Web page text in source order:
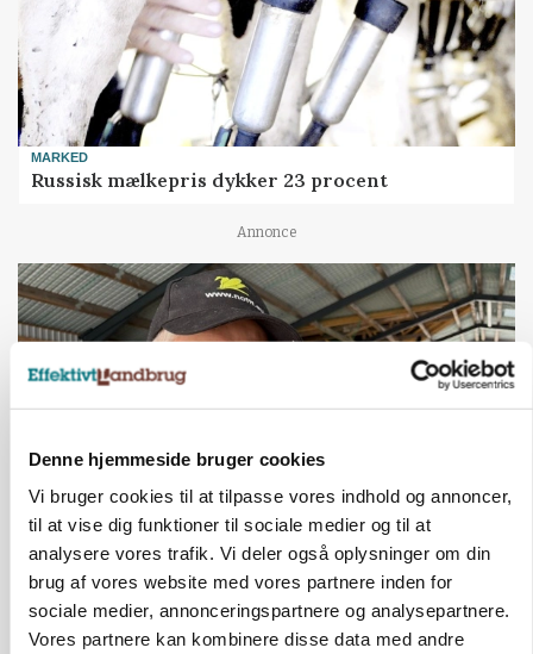
Denne hjemmeside bruger cookies
Vi bruger cookies til at tilpasse vores indhold og annoncer,
til at vise dig funktioner til sociale medier og til at
analysere vores trafik. Vi deler også oplysninger om din
brug af vores website med vores partnere inden for
sociale medier, annonceringspartnere og analysepartnere.
Vores partnere kan kombinere disse data med andre
MARKED
Russisk mælkepris dykker 23 procent
Annonce
POLITIK
»Nu stopper I«: Landbrugsdebattør og
protestgruppe vil demonstrere mod ny
gødskningslov